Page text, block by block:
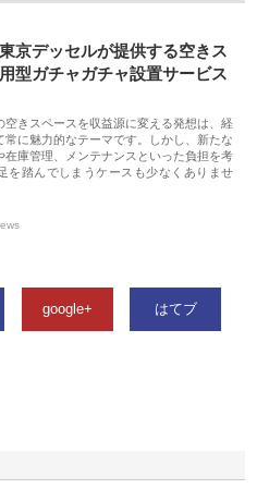
京デッセルが提供する空きス
型ガチャガチャ設置サービス
空きスペースを収益源に変える発想は、経
常に魅力的なテーマです。しかし、新たな
在庫管理、メンテナンスといった負担を考
を踏んでしまうケースも少なくありませ
google+ はてブ